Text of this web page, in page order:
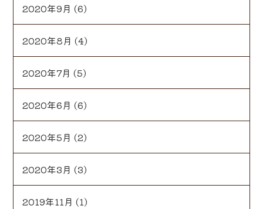
2020年9月 (6)
2020年8月 (4)
2020年7月 (5)
2020年6月 (6)
2020年5月 (2)
2020年3月 (3)
2019年11月 (1)